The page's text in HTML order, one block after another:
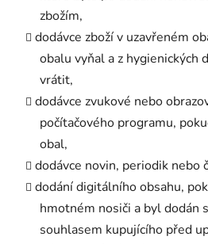
zbožím,
dodávce zboží v uzavřeném
obalu vyňal a z hygienických
vrátit,
dodávce zvukové nebo
počítačového programu,
obal,
dodávce novin, periodik nebo
dodání digitálního obsahu,
hmotném nosiči a byl dodán
souhlasem kupujícího před